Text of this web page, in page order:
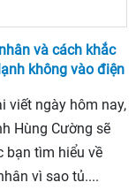
và cách khắc
không vào điện
viết ngày hôm nay,
Hùng Cường sẽ
bạn tìm hiểu về
vì sao tủ....